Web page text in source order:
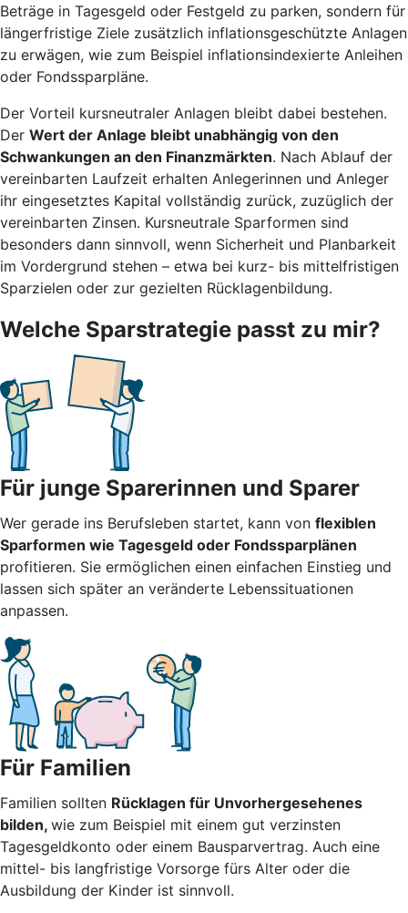
Beträge in Tagesgeld oder Festgeld zu parken, sondern für
längerfristige Ziele zusätzlich inflationsgeschützte Anlagen
zu erwägen, wie zum Beispiel inflationsindexierte Anleihen
oder Fondssparpläne.
Der Vorteil kursneutraler Anlagen bleibt dabei bestehen.
Der Wert der Anlage bleibt unabhängig von den
Schwankungen an den Finanzmärkten. Nach Ablauf der
vereinbarten Laufzeit erhalten Anlegerinnen und Anleger
ihr eingesetztes Kapital vollständig zurück, zuzüglich der
vereinbarten Zinsen. Kursneutrale Sparformen sind
besonders dann sinnvoll, wenn Sicherheit und Planbarkeit
im Vordergrund stehen – etwa bei kurz- bis mittelfristigen
Sparzielen oder zur gezielten Rücklagenbildung.
Welche Sparstrategie passt zu mir?
Für junge Sparerinnen und Sparer
Wer gerade ins Berufsleben startet, kann von flexiblen
Sparformen wie Tagesgeld oder Fondssparplänen
profitieren. Sie ermöglichen einen einfachen Einstieg und
lassen sich später an veränderte Lebenssituationen
anpassen.
Für Familien
Familien sollten Rücklagen für Unvorhergesehenes
bilden, wie zum Beispiel mit einem gut verzinsten
Tagesgeldkonto oder einem Bausparvertrag. Auch eine
mittel- bis langfristige Vorsorge fürs Alter oder die
Ausbildung der Kinder ist sinnvoll.